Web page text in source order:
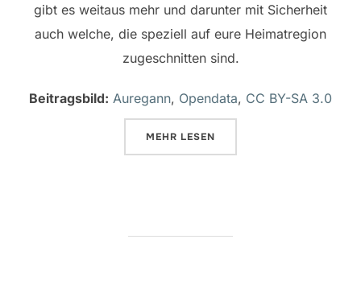
gibt es weitaus mehr und darunter mit Sicherheit
auch welche, die speziell auf eure Heimatregion
zugeschnitten sind.
Beitragsbild: Auregann, Opendata, CC BY-SA 3.0
MEHR ÜBER „ZAHLEN, BITTE!
LESEN